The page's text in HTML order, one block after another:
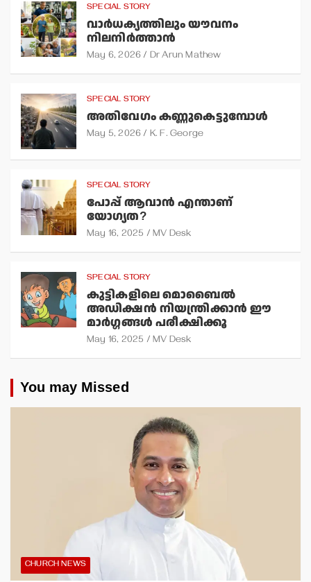
SPECIAL STORY
വാര്‍ധക്യത്തിലും യൗവനം
നിലനിര്‍ത്താന്‍
May 6, 2026 Dr Arun Mathew
SPECIAL STORY
അതിവേഗം കണ്ണുകെട്ടുമ്പോള്‍
May 5, 2026 K. F. George
SPECIAL STORY
പോപ്പ് ആവാന്‍ എന്താണ്
യോഗ്യത?
May 16, 2025 MV Desk
SPECIAL STORY
കുട്ടികളിലെ മൊബൈല്‍
അഡിക്ഷന്‍ നിയന്ത്രിക്കാന്‍ ഈ
മാര്‍ഗ്ഗങ്ങള്‍ പരീക്ഷിക്കൂ
May 16, 2025 MV Desk
You may Missed
CHURCH NEWS